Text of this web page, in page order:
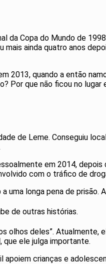
Copa do Mundo de
ainda quatro anos
2013, quando a então
Por que não ficou no
de Leme. Conseguiu
em 2014,
com o tráfico de
uma longa pena de prisão.
de outras histórias.
olhos deles”.
que ele julga importante.
crianças e